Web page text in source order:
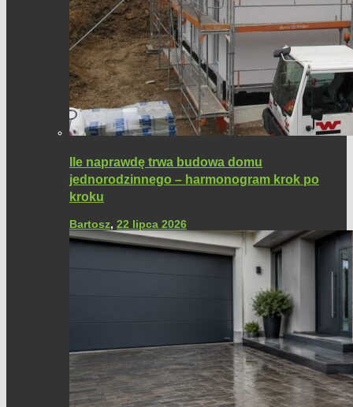
Ile naprawdę trwa budowa domu
jednorodzinnego – harmonogram krok po
kroku
Bartosz, 22 lipca 2026